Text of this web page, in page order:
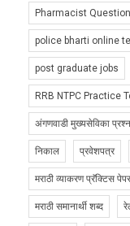
Pharmacist
police bharti online
post graduate jobs
RRB NTPC Practice
अंगणवाडी मुख्यसेविका
निकाल प्रवेशपत्र
मराठी व्याकरण प्रॅक्टिस
मराठी समानार्थी शब्द